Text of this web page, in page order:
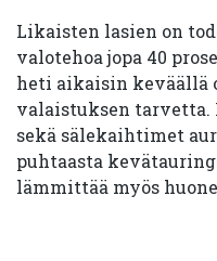
Likaisten lasien on
valotehoa jopa 40
heti aikaisin keväällä
valaistuksen tarvetta.
sekä sälekaihtimet
puhtaasta
lämmittää myös